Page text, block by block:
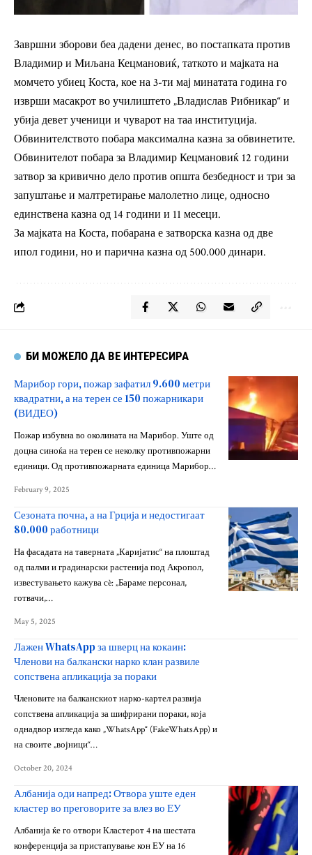
Завршни зборови беа дадени денес, во постапката против
Владимир и Миљана Кецмановиќ, таткото и мајката на
момчето убиец Коста, кое на 3-ти мај минатата година го
изврши масакрот во училиштето „Владислав Рибникар“ и
убија девет ученици и чуварот на таа институција.
Обвинителството побара максимална казна за обвинетите.
Обвинителот побара за Владимир Кецмановиќ 12 години
затвор за кривично дело против општа безбедност и три за
запуштање и малтретирање малолетно лице, односно
единствена казна од 14 години и 11 месеци.
За мајката на Коста, побарана е затворска казна од две
ипол години, но и парична казна од 500.000 динари.
БИ МОЖЕЛО ДА ВЕ ИНТЕРЕСИРА
Марибор гори, пожар зафатил 9.600 метри
квадратни, а на терен се 150 пожарникари
(ВИДЕО)
Пожар избувна во околината на Марибор. Уште од
доцна синоќа на терен се неколку противпожарни
единици. Од противпожарната единица Марибор…
February 9, 2025
Сезоната почна, а на Грција и недостигаат
80.000 работници
На фасадата на таверната „Каријатис“ на плоштад
од палми и градинарски растенија под Акропол,
известувањето кажува сè: „Бараме персонал,
готвачи,…
May 5, 2025
Лажен WhatsApp за шверц на кокаин:
Членови на балкански нарко клан развиле
сопствена апликација за пораки
Членовите на балканскиот нарко-картел развија
сопствена апликација за шифрирани пораки, која
однадвор изгледа како „WhatsApp“ (FakeWhatsApp) и
на своите „војници“…
October 20, 2024
Албанија оди напред: Отвора уште еден
кластер во преговорите за влез во ЕУ
Албанија ќе го отвори Кластерот 4 на шестата
конференција за пристапување кон ЕУ на 16